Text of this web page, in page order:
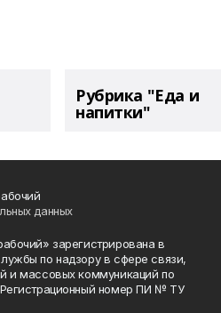
Рубрика "Еда и
напитки"
данных
зарегистрирована в
по надзору в сфере связи,
и массовых коммуникаций по
номер ПИ № ТУ